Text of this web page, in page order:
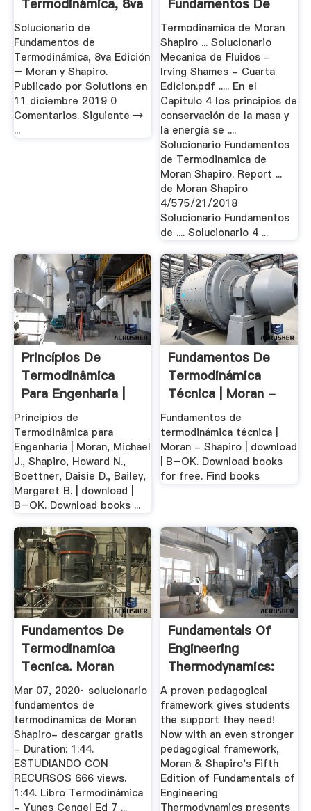
Termodinámica, 8va
Edición ...
Solucionario de
Fundamentos de
Termodinámica, 8va Edición
– Moran y Shapiro.
Publicado por Solutions en
11 diciembre 2019 0
Comentarios. Siguiente →
...
Fundamentos De
Termodinamica ...
Termodinamica de Moran
Shapiro ... Solucionario
Mecanica de Fluidos -
Irving Shames - Cuarta
Edicion.pdf ..... En el
Capítulo 4 los principios de
conservación de la masa y
la energía se ....
Solucionario Fundamentos
de Termodinamica de
Moran Shapiro. Report ...
de Moran Shapiro
4/575/21/2018
Solucionario Fundamentos
de .... Solucionario 4 ...
Princípios De
Termodinâmica
Para Engenharia |
Moran ...
Princípios de
Termodinâmica para
Engenharia | Moran, Michael
J., Shapiro, Howard N.,
Boettner, Daisie D., Bailey,
Margaret B. | download |
B–OK. Download books ...
Fundamentos De
Termodinámica
Técnica | Moran -
Shapiro ...
Fundamentos de
termodinámica técnica |
Moran - Shapiro | download
| B–OK. Download books
for free. Find books
Fundamentos De
Termodinamica
Tecnica. Moran
Shapiro. 8 Ed ...
Mar 07, 2020· solucionario
fundamentos de
termodinamica de Moran
Shapiro- descargar gratis
- Duration: 1:44.
ESTUDIANDO CON
RECURSOS 666 views.
1:44. Libro Termodinámica
- Yunes Cengel Ed 7 ...
Fundamentals Of
Engineering
Thermodynamics:
Moran, Michael ...
A proven pedagogical
framework gives students
the support they need!
Now with an even stronger
pedagogical framework,
Moran & Shapiro's Fifth
Edition of Fundamentals of
Engineering
Thermodynamics presents